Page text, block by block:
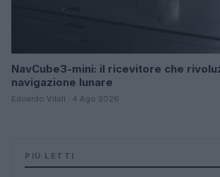
NavCube3-mini: il ricevitore che
navigazione lunare
Edoardo Vitali · 4 Ago 2026
PIÙ LETTI